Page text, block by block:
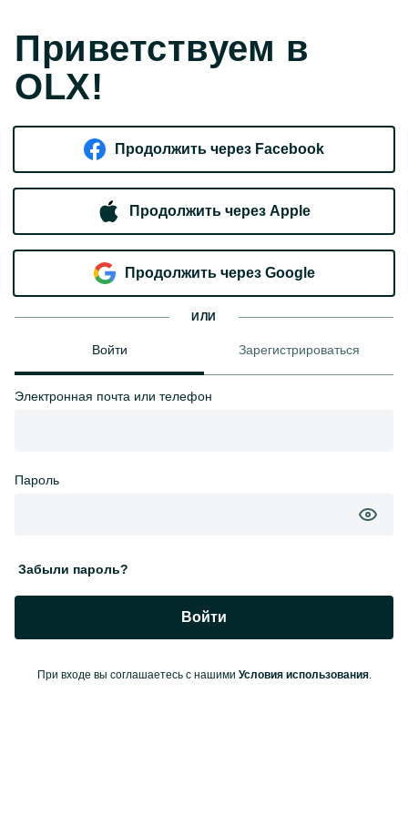
Приветствуем в
OLX!
Продолжить через Facebook
Продолжить через Apple
Продолжить через Google
ИЛИ
Войти Зарегистрироваться
Электронная почта или телефон
Пароль
Забыли пароль?
Войти
При входе вы соглашаетесь с нашими Условия использования.